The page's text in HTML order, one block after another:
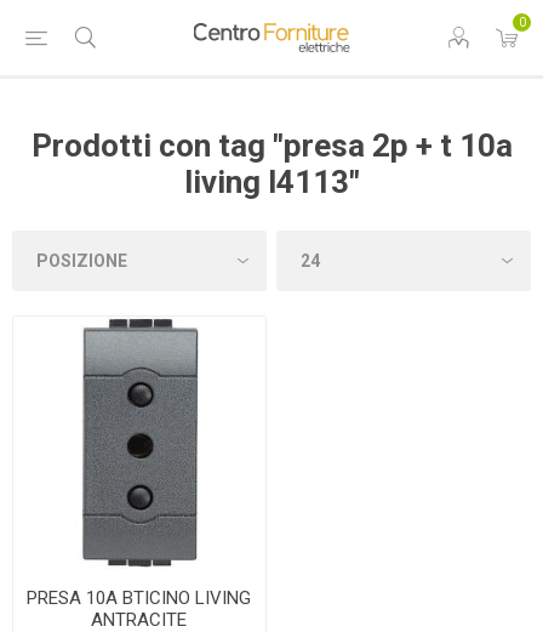
0
Prodotti con tag "presa 2p + t 10a
living l4113"
PRESA 10A BTICINO LIVING
ANTRACITE